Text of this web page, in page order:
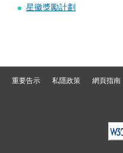
星徽獎勵計劃
重要告示 私隱政策 網頁指南